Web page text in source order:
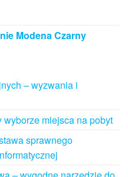
Modena Czarny
– wyzwania i
miejsca na pobyt
sprawnego